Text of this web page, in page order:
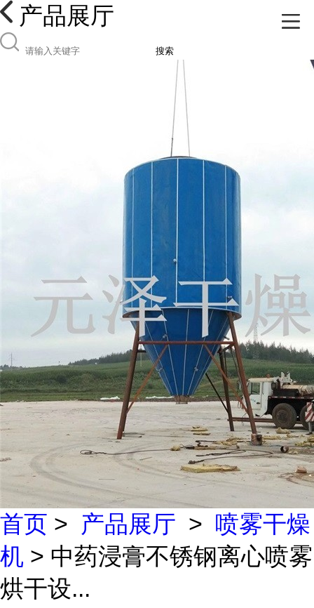
产品展厅
搜索
首页 > 产品展厅 > 喷雾干燥
机 > 中药浸膏不锈钢离心喷雾
烘干设...